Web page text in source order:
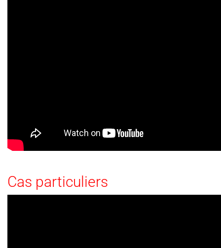
Cas particuliers